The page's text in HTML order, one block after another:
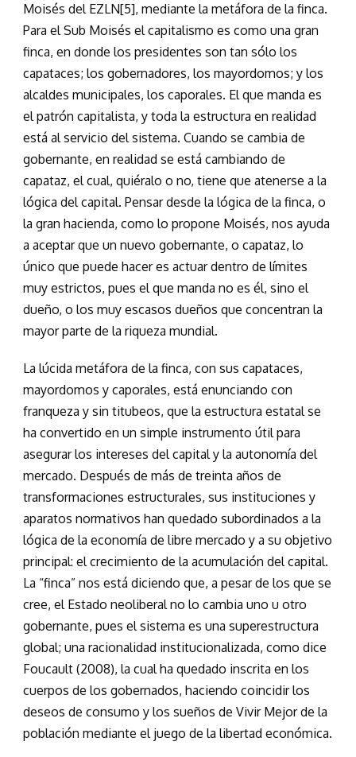
Moisés del EZLN[5], mediante la metáfora de la finca.
Para el Sub Moisés el capitalismo es como una gran
finca, en donde los presidentes son tan sólo los
capataces; los gobernadores, los mayordomos; y los
alcaldes municipales, los caporales. El que manda es
el patrón capitalista, y toda la estructura en realidad
está al servicio del sistema. Cuando se cambia de
gobernante, en realidad se está cambiando de
capataz, el cual, quiéralo o no, tiene que atenerse a la
lógica del capital. Pensar desde la lógica de la finca, o
la gran hacienda, como lo propone Moisés, nos ayuda
a aceptar que un nuevo gobernante, o capataz, lo
único que puede hacer es actuar dentro de límites
muy estrictos, pues el que manda no es él, sino el
dueño, o los muy escasos dueños que concentran la
mayor parte de la riqueza mundial.
La lúcida metáfora de la finca, con sus capataces,
mayordomos y caporales, está enunciando con
franqueza y sin titubeos, que la estructura estatal se
ha convertido en un simple instrumento útil para
asegurar los intereses del capital y la autonomía del
mercado. Después de más de treinta años de
transformaciones estructurales, sus instituciones y
aparatos normativos han quedado subordinados a la
lógica de la economía de libre mercado y a su objetivo
principal: el crecimiento de la acumulación del capital.
La “finca” nos está diciendo que, a pesar de los que se
cree, el Estado neoliberal no lo cambia uno u otro
gobernante, pues el sistema es una superestructura
global; una racionalidad institucionalizada, como dice
Foucault (2008), la cual ha quedado inscrita en los
cuerpos de los gobernados, haciendo coincidir los
deseos de consumo y los sueños de Vivir Mejor de la
población mediante el juego de la libertad económica.